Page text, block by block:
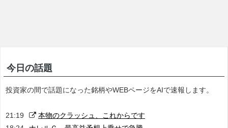
今日の話題
投資家の間で話題になった銘柄やWEBページをAIで速報します。
21:19
本物のクラッシュ、これからです